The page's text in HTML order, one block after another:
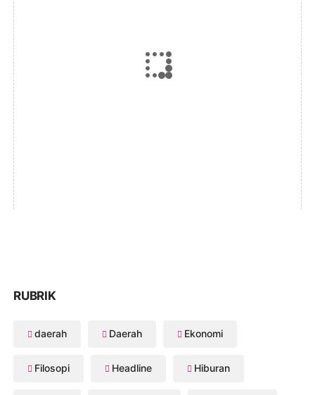
RUBRIK
daerah Daerah Ekonomi
Filosopi Headline Hiburan